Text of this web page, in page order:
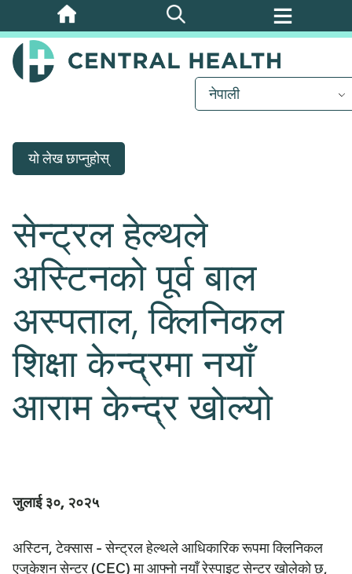
मुख्य
सामग्रीमा
जानुहोस्
नेपाली
यो लेख छाप्नुहोस्
सेन्ट्रल हेल्थले
अस्टिनको पूर्व बाल
अस्पताल, क्लिनिकल
शिक्षा केन्द्रमा नयाँ
आराम केन्द्र खोल्यो
जुलाई ३०, २०२५
अस्टिन, टेक्सास - सेन्ट्रल हेल्थले आधिकारिक रूपमा क्लिनिकल
एजुकेशन सेन्टर (CEC) मा आफ्नो नयाँ रेस्पाइट सेन्टर खोलेको छ,